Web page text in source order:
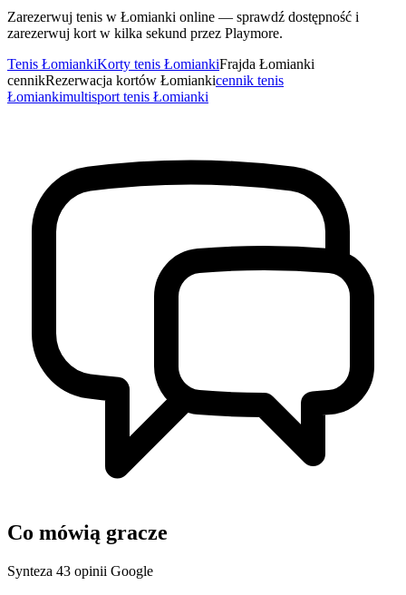
Zarezerwuj tenis w Łomianki online — sprawdź dostępność i
zarezerwuj kort w kilka sekund przez Playmore.
Tenis ŁomiankiKorty tenis ŁomiankiFrajda Łomianki
cennikRezerwacja kortów Łomiankicennik tenis
Łomiankimultisport tenis Łomianki
Co mówią gracze
Synteza 43 opinii Google